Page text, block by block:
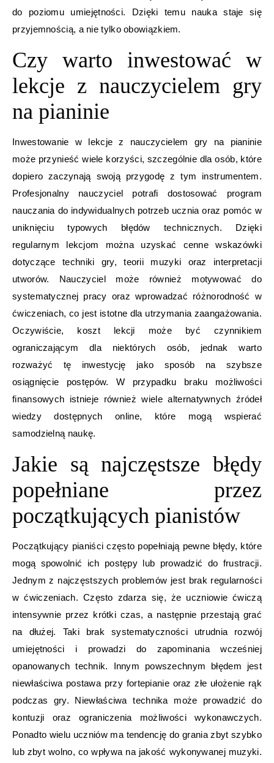
do poziomu umiejętności. Dzięki temu nauka staje się
przyjemnością, a nie tylko obowiązkiem.
Czy warto inwestować w
lekcje z nauczycielem gry
na pianinie
Inwestowanie w lekcje z nauczycielem gry na pianinie
może przynieść wiele korzyści, szczególnie dla osób, które
dopiero zaczynają swoją przygodę z tym instrumentem.
Profesjonalny nauczyciel potrafi dostosować program
nauczania do indywidualnych potrzeb ucznia oraz pomóc w
uniknięciu typowych błędów technicznych. Dzięki
regularnym lekcjom można uzyskać cenne wskazówki
dotyczące techniki gry, teorii muzyki oraz interpretacji
utworów. Nauczyciel może również motywować do
systematycznej pracy oraz wprowadzać różnorodność w
ćwiczeniach, co jest istotne dla utrzymania zaangażowania.
Oczywiście, koszt lekcji może być czynnikiem
ograniczającym dla niektórych osób, jednak warto
rozważyć tę inwestycję jako sposób na szybsze
osiągnięcie postępów. W przypadku braku możliwości
finansowych istnieje również wiele alternatywnych źródeł
wiedzy dostępnych online, które mogą wspierać
samodzielną naukę.
Jakie są najczęstsze błędy
popełniane przez
początkujących pianistów
Początkujący pianiści często popełniają pewne błędy, które
mogą spowolnić ich postępy lub prowadzić do frustracji.
Jednym z najczęstszych problemów jest brak regularności
w ćwiczeniach. Często zdarza się, że uczniowie ćwiczą
intensywnie przez krótki czas, a następnie przestają grać
na dłużej. Taki brak systematyczności utrudnia rozwój
umiejętności i prowadzi do zapominania wcześniej
opanowanych technik. Innym powszechnym błędem jest
niewłaściwa postawa przy fortepianie oraz złe ułożenie rąk
podczas gry. Niewłaściwa technika może prowadzić do
kontuzji oraz ograniczenia możliwości wykonawczych.
Ponadto wielu uczniów ma tendencję do grania zbyt szybko
lub zbyt wolno, co wpływa na jakość wykonywanej muzyki.